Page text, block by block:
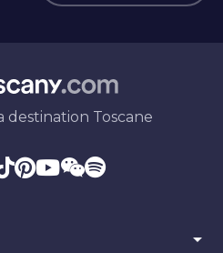
destination Toscane
arrow_drop_down